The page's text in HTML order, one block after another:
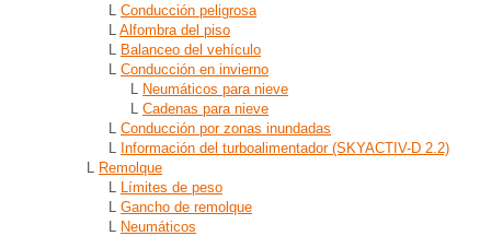
L Conducción peligrosa
L Alfombra del piso
L Balanceo del vehículo
L Conducción en invierno
L Neumáticos para nieve
L Cadenas para nieve
L Conducción por zonas inundadas
L Información del turboalimentador (SKYACTIV-D 2.2)
L Remolque
L Límites de peso
L Gancho de remolque
L Neumáticos